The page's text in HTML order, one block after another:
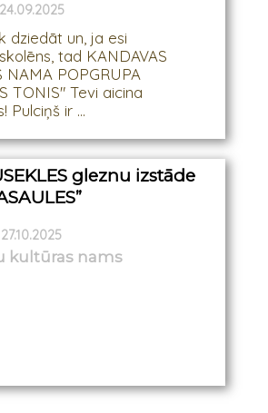
dziedāt un, ja esi
tad KANDAVAS
NAMA POPGRUPA
TONIS" Tevi aicina
Pulciņš ir ...
gleznu izstāde
kultūras nams